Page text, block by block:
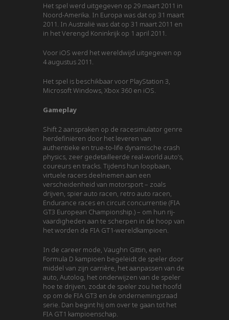
Het spel werd uitgegeven op 29 maart 2011 in
Noord-Amerika. In Europa was dat op 31 maart
2011. In Australië was dat op 31 maart 2011 en
in het Verengd Koninkrijk op 1 april 2011.
Voor iOS werd het wereldwijd uitgegeven op
4 augustus 2011.
Het spel is beschikbaar voor PlayStation 3,
Microsoft Windows, Xbox 360 en iOS.
Gameplay
Shift 2 aanspraken op de racesimulator genre
herdefiniëren door het leveren van
authentieke en true-to-life dynamische crash
physics, zeer gedetailleerde real-world auto’s,
coureurs en tracks. Tijdens hun loopbaan,
virtuele racers deelnemen aan een
verscheidenheid van motorsport – zoals
drijven, spier auto racen, retro auto racen,
Endurance races en circuit concurrentie (FIA
GT3 European Championship.) – om hun rij-
vaardigheden aan te scherpen in de hoop van
het worden de FIA ​​GT1-wereldkampioen.
In de career mode, Vaughn Gittin, een
Formula D kampioen begeleidt de speler door
middel van zijn carrière, het aanpassen van de
auto, Autolog, het onderwijzen van de speler
hoe te drijven, zodat de speler zou het hoofd
op om de FIA ​​GT3 en de ondernemingsraad
serie. Dan begint hij om over te gaan tot het
FIA GT1 kampioenschap.